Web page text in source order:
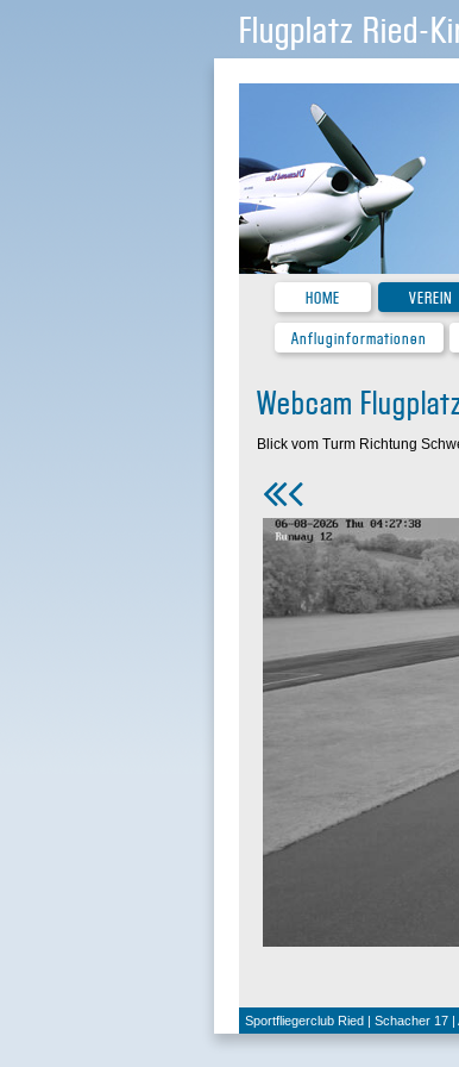
Flugplatz Ried-
HOME VEREIN
Anfluginformationen
Webcam
Blick vom Turm Richtung
Sportfliegerclub Ried | Schacher 17